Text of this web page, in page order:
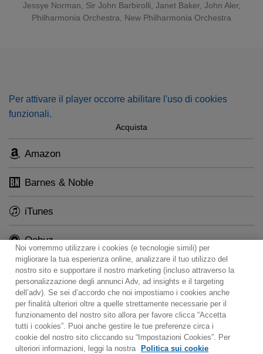
Jessye Norman Sir John Barbirolli Janet Baker, John Aler,
Philharmonia Orchestra
New Philharmonia Orchestra
Per attivare il player occorre abilitare l'uso di cookies
funzionali.
Acquista
Amazon
Barnes & Noble
iTunes
Qobuz
Contact Notiziario
Politica sui cookie
Impostazioni dei cookie
Would you prefer to visit our website in English?
Noi vorremmo utilizzare i cookies (e tecnologie simili) per
migliorare la tua esperienza online, analizzare il tuo utilizzo del
nostro sito e supportare il nostro marketing (incluso attraverso la
personalizzazione degli annunci Adv, ad insights e il targeting
dell’adv). Se sei d’accordo che noi impostiamo i cookies anche
per finalità ulteriori oltre a quelle strettamente necessarie per il
funzionamento del nostro sito allora per favore clicca “Accetta
tutti i cookies”. Puoi anche gestire le tue preferenze circa i
cookie del nostro sito cliccando su “Impostazioni Cookies”. Per
ulteriori informazioni, leggi la nostra
Politica sui cookie